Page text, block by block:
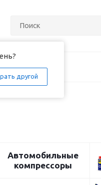
другой
Доставка
Автомобильные
компрессоры